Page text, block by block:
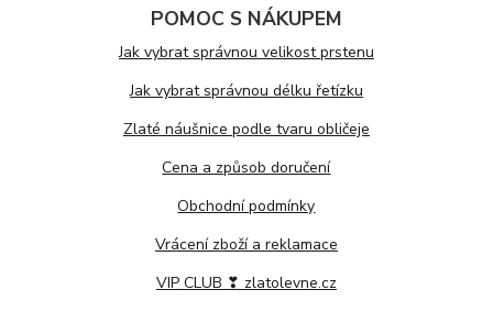
POMOC S NÁKUPEM
Jak vybrat správnou velikost prstenu
Jak vybrat správnou délku řetízku
Zlaté náušnice podle tvaru obličeje
Cena a způsob doručení
Obchodní podmínky
Vrácení zboží a reklamace
VIP CLUB ❣ zlatolevne.cz